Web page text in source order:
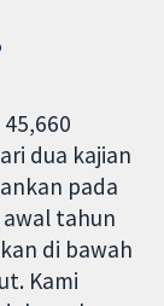
dua kajian
pada
tahun
di bawah
Kami